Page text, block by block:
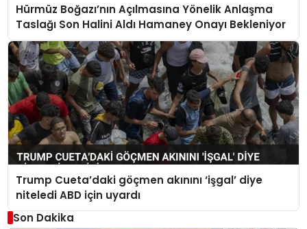
Hürmüz Boğazı’nın Açılmasına Yönelik Anlaşma
Taslağı Son Halini Aldı Hamaney Onayı Bekleniyor
Trump Cueta’daki göçmen akınını ‘işgal’ diye
niteledi ABD için uyardı
Son Dakika